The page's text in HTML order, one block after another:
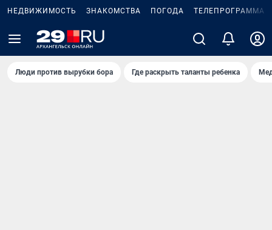
НЕДВИЖИМОСТЬ ЗНАКОМСТВА ПОГОДА ТЕЛЕПРОГРАММА
Люди против вырубки бора Где раскрыть таланты ребенка